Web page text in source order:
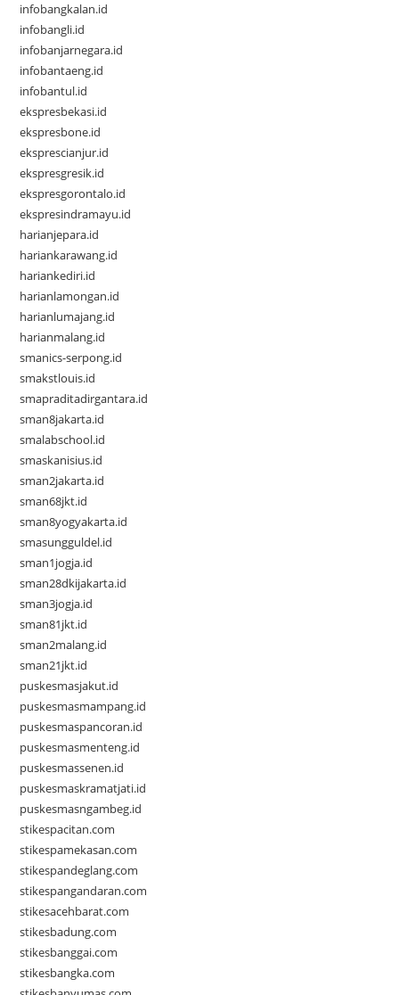
infobangkalan.id
infobangli.id
infobanjarnegara.id
infobantaeng.id
infobantul.id
ekspresbekasi.id
ekspresbone.id
eksprescianjur.id
ekspresgresik.id
ekspresgorontalo.id
ekspresindramayu.id
harianjepara.id
hariankarawang.id
hariankediri.id
harianlamongan.id
harianlumajang.id
harianmalang.id
smanics-serpong.id
smakstlouis.id
smapraditadirgantara.id
sman8jakarta.id
smalabschool.id
smaskanisius.id
sman2jakarta.id
sman68jkt.id
sman8yogyakarta.id
smasungguldel.id
sman1jogja.id
sman28dkijakarta.id
sman3jogja.id
sman81jkt.id
sman2malang.id
sman21jkt.id
puskesmasjakut.id
puskesmasmampang.id
puskesmaspancoran.id
puskesmasmenteng.id
puskesmassenen.id
puskesmaskramatjati.id
puskesmasngambeg.id
stikespacitan.com
stikespamekasan.com
stikespandeglang.com
stikespangandaran.com
stikesacehbarat.com
stikesbadung.com
stikesbanggai.com
stikesbangka.com